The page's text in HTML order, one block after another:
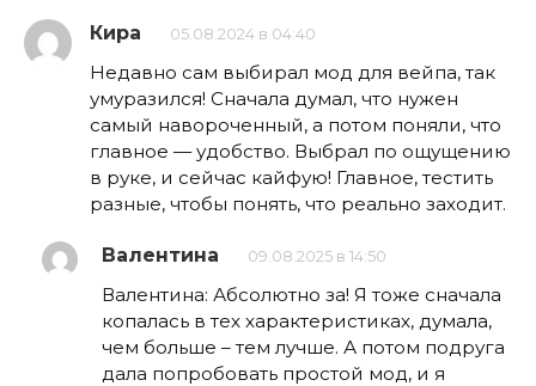
Кира 05.08.2024 в 04:40
Недавно сам выбирал мод для вейпа, так
умуразился! Сначала думал, что нужен
самый навороченный, а потом поняли, что
главное — удобство. Выбрал по ощущению
в руке, и сейчас кайфую! Главное, тестить
разные, чтобы понять, что реально заходит.
Валентина 09.08.2025 в 14:50
Валентина: Абсолютно за! Я тоже сначала
копалась в тех характеристиках, думала,
чем больше – тем лучше. А потом подруга
дала попробовать простой мод, и я